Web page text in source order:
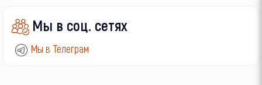
Мы в соц. сетях
Мы в Телеграм